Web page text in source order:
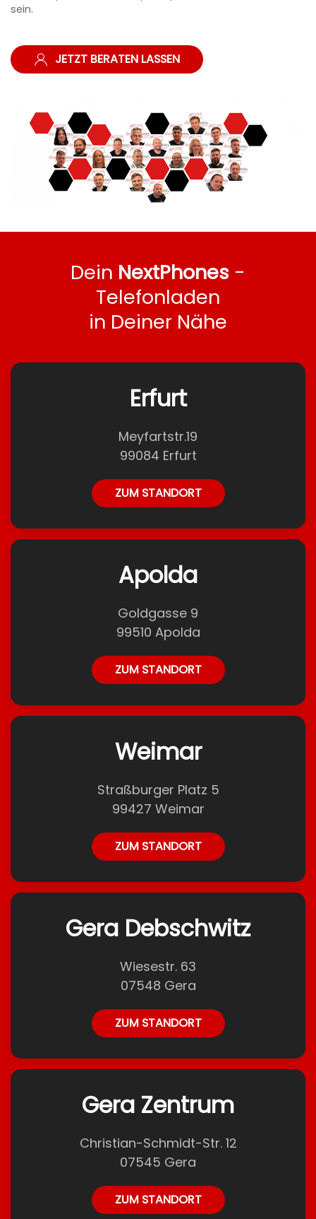
sein.
JETZT BERATEN LASSEN
Dein NextPhones -
Telefonladen
in Deiner Nähe
Erfurt
Meyfartstr.19
99084 Erfurt
ZUM STANDORT
Apolda
Goldgasse 9
99510 Apolda
ZUM STANDORT
Weimar
Straßburger Platz 5
99427 Weimar
ZUM STANDORT
Gera Debschwitz
Wiesestr. 63
07548 Gera
ZUM STANDORT
Gera Zentrum
Christian-Schmidt-Str. 12
07545 Gera
ZUM STANDORT